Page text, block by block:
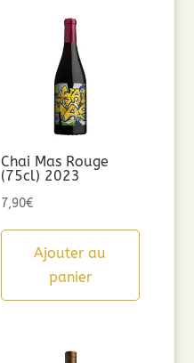
Chai Mas Rouge
(75cl) 2023
7,90€
Ajouter au
panier